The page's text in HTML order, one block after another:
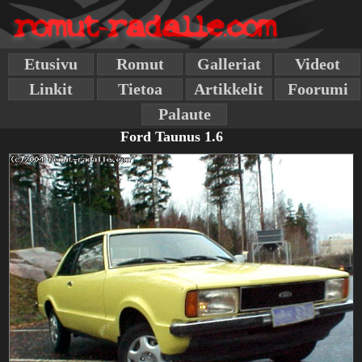
Etusivu Romut Galleriat
Videot
Linkit
Tietoa Artikkelit
Foorumi
Palaute
Ford Taunus 1.6